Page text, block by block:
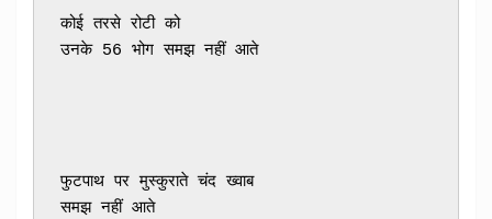
कोई तरसे रोटी को
उनके 56 भोग समझ नहीं आते
फुटपाथ पर मुस्कुराते चंद ख्वाब
समझ नहीं आते